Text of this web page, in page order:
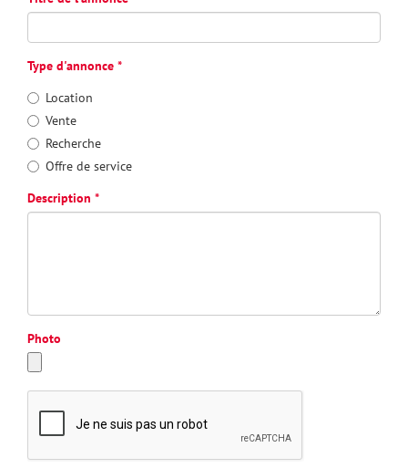
Type d'annonce
Location
Vente
Recherche
Offre de service
Description
Photo